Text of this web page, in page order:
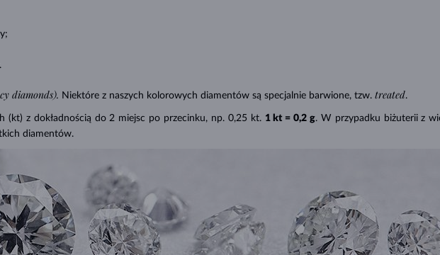
diamonds). Niektóre z naszych kolorowych diamentów są specjalnie barwione, tzw. treated.
(kt) z dokładnością do 2 miejsc po przecinku, np. 0,25 kt. 1 kt = 0,2 g. W przypadku biżuterii z
diamentów.